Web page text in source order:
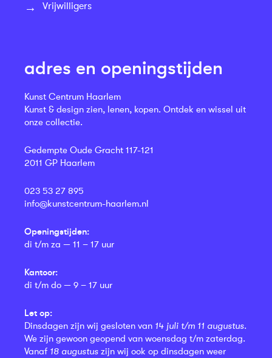
Vrijwilligers
adres en openingstijden
Kunst Centrum Haarlem
Kunst & design zien, lenen, kopen. Ontdek en wissel uit
onze collectie.
Gedempte Oude Gracht 117-121
2011 GP Haarlem
023 53 27 895
info@kunstcentrum-haarlem.nl
Openingstijden:
di t/m za — 11 – 17 uur
Kantoor:
di t/m do — 9 – 17 uur
Let op:
Dinsdagen zijn wij gesloten van 14 juli t/m 11 augustus.
We zijn gewoon geopend van woensdag t/m zaterdag.
Vanaf 18 augustus zijn wij ook op dinsdagen weer